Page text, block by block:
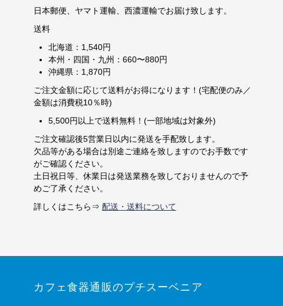
日本郵便、ヤマト運輸、西濃運輸でお届け致します。
送料
北海道：1,540円
本州・四国・九州：660〜880円
沖縄県：1,870円
ご注文金額に応じて送料がお得になります！(宅配便のみ／
金額は消費税10％時)
5,500円以上で送料無料！(一部地域は対象外)
ご注文確認後5営業日以内に発送を手配致します。
欠品等がある場合は別途ご連絡を致しますのでお手数です
がご確認ください。
土日祝日等、休業日は発送業務を致しておりませんので予
めご了承ください。
詳しくはこちら⇒ 配送・送料について
カフェ食器通販のプチスーベニア